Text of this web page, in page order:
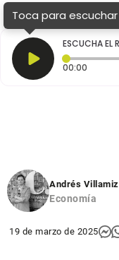
Toca para escuchar
ESCUCHA EL
00:00
Andrés
Economía
19 de marzo de 2025